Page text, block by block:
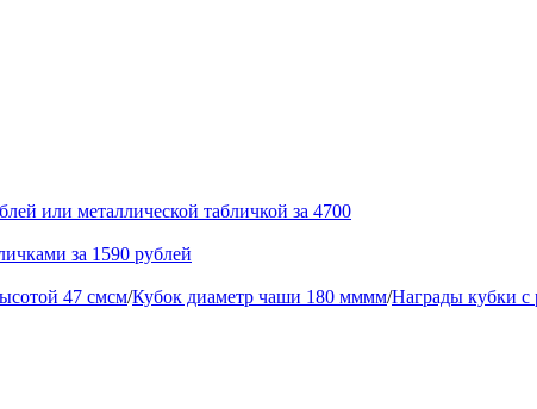
или металлической табличкой за 4700
за 1590 рублей
47 смсм/Кубок диаметр чаши 180 мммм/Награды кубки с